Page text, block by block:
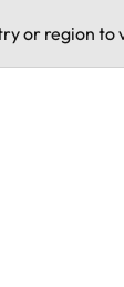
or region